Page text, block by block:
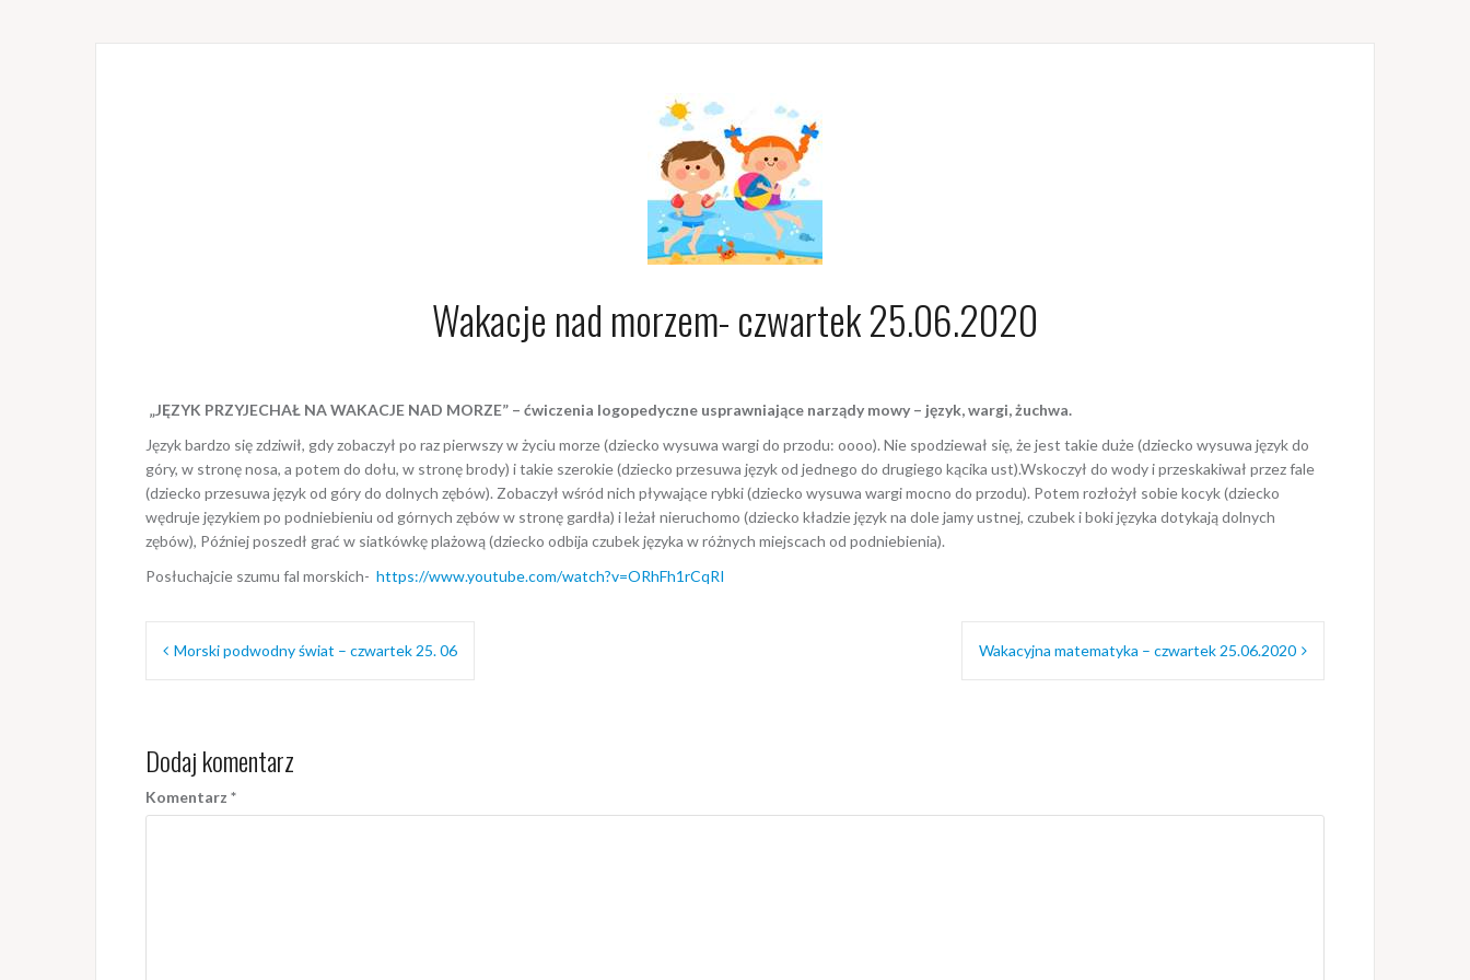
Wakacje nad morzem- czwartek 25.06.2020
„JĘZYK PRZYJECHAŁ NA WAKACJE NAD MORZE” – ćwiczenia logopedyczne usprawniające narządy mowy – język, wargi, żuchwa.
Język bardzo się zdziwił, gdy zobaczył po raz pierwszy w życiu morze (dziecko wysuwa wargi do przodu: oooo). Nie spodziewał się, że jest takie duże (dziecko wysuwa język do
góry, w stronę nosa, a potem do dołu, w stronę brody) i takie szerokie (dziecko przesuwa język od jednego do drugiego kącika ust).Wskoczył do wody i przeskakiwał przez fale
(dziecko przesuwa język od góry do dolnych zębów). Zobaczył wśród nich pływające rybki (dziecko wysuwa wargi mocno do przodu). Potem rozłożył sobie kocyk (dziecko
wędruje językiem po podniebieniu od górnych zębów w stronę gardła) i leżał nieruchomo (dziecko kładzie język na dole jamy ustnej, czubek i boki języka dotykają dolnych
zębów), Później poszedł grać w siatkówkę plażową (dziecko odbija czubek języka w różnych miejscach od podniebienia).
Posłuchajcie szumu fal morskich- https://www.youtube.com/watch?v=ORhFh1rCqRI
Nawigacja
Morski podwodny świat – czwartek 25. 06 Wakacyjna matematyka – czwartek 25.06.2020
Dodaj komentarz
Komentarz *